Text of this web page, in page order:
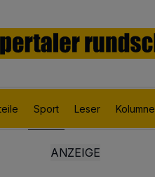
Sport Leser Kolumne